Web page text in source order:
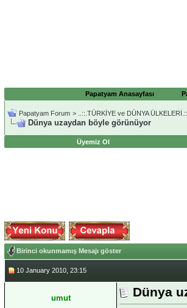
Papatyam Anasayfası
Papatyam Forum > ..::.TÜRKİYE ve DÜNYA ÜLKELERİ.::.
Dünya uzaydan böyle görünüyor
Üyemiz Ol
Birinci okunmamış Mesajı göster
10 January 2010, 23:15
umut Dünya